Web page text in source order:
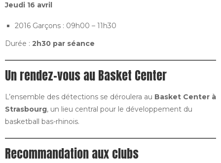
Jeudi 16 avril
2016 Garçons : 09h00 – 11h30
Durée : 2h30 par séance
Un rendez-vous au Basket Center
L’ensemble des détections se déroulera au Basket Center à
Strasbourg, un lieu central pour le développement du
basketball bas-rhinois.
Recommandation aux clubs